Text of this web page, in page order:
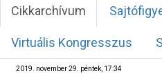
Cikkarchívum
Virtuális Kongresszus
2019. november 29. péntek, 17:34